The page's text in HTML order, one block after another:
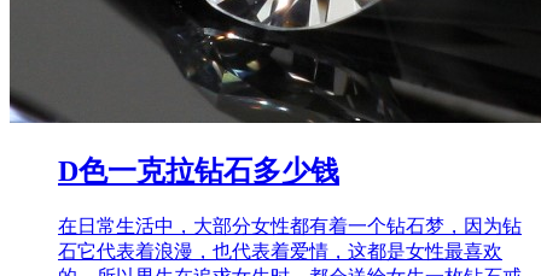
D色一克拉钻石多少钱
在日常生活中，大部分女性都有着一个钻石梦，因为钻
石它代表着浪漫，也代表着爱情，这都是女性最喜欢